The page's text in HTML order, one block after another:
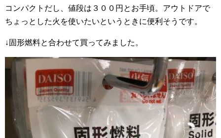
コンパクトだし、値段は３００円とお手頃。アウトドアで
ちょっとした火を使いたいというときに便利そうです。
↓固形燃料と合わせて買ってみました。